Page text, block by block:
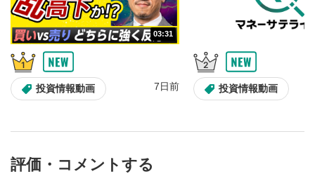
画質の選択/再生速度の変更ができます。
7
音量調整
スライダーを上下すると音量が調整できます。
8
全画面表示
03:31
投資情報動画 7日前 投資情報動画
評価・コメントする